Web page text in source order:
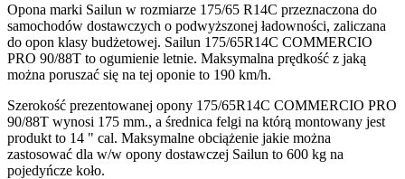
Opona marki Sailun w rozmiarze 175/65 R14C przeznaczona do
samochodów dostawczych o podwyższonej ładowności, zaliczana
do opon klasy budżetowej. Sailun 175/65R14C COMMERCIO
PRO 90/88T to ogumienie letnie. Maksymalna prędkość z jaką
można poruszać się na tej oponie to 190 km/h.
Szerokość prezentowanej opony 175/65R14C COMMERCIO PRO
90/88T wynosi 175 mm., a średnica felgi na którą montowany jest
produkt to 14 " cal. Maksymalne obciążenie jakie można
zastosować dla w/w opony dostawczej Sailun to 600 kg na
pojedyńcze koło.